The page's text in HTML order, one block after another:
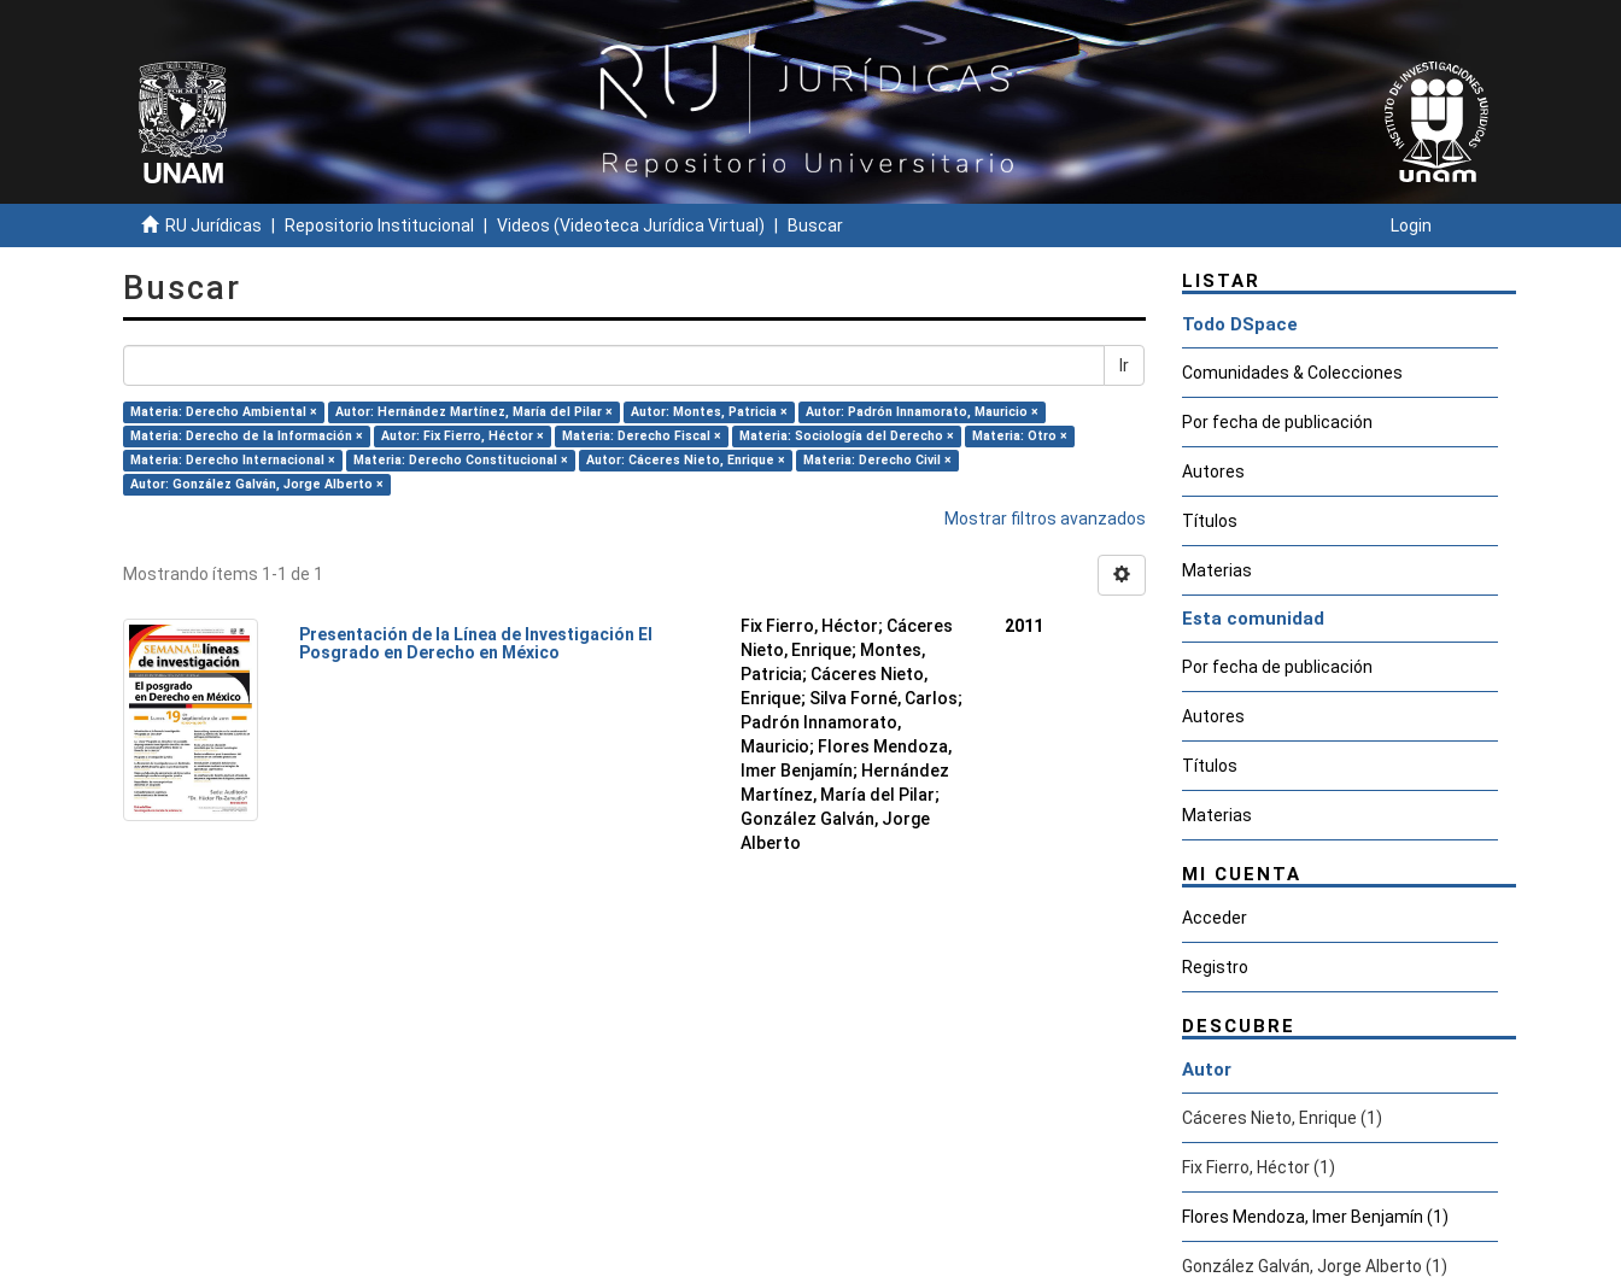
RU Jurídicas Repositorio Institucional Videos (Videoteca Jurídica Virtual) Buscar Login
Buscar
Ir
Materia: Derecho Ambiental × Autor: Hernández Martínez, María del Pilar × Autor: Montes, Patricia ×
Autor: Padrón Innamorato, Mauricio ×
Materia: Derecho de la Información ×
Autor: Fix Fierro, Héctor × Materia: Derecho Fiscal × Materia: Sociología del Derecho ×
Materia: Otro ×
Materia: Derecho Internacional ×
Materia: Derecho Constitucional × Autor: Cáceres Nieto, Enrique ×
Materia: Derecho Civil ×
Autor: González Galván, Jorge Alberto ×
Mostrar filtros avanzados
Mostrando ítems 1-1 de 1
Presentación de la Línea de Investigación El
Posgrado en Derecho en México
Fix Fierro, Héctor; Cáceres
Nieto, Enrique; Montes,
Patricia; Cáceres Nieto,
Enrique; Silva Forné, Carlos;
Padrón Innamorato,
Mauricio; Flores Mendoza,
Imer Benjamín; Hernández
Martínez, María del Pilar;
González Galván, Jorge
Alberto
2011
LISTAR
Todo DSpace
Comunidades & Colecciones
Por fecha de publicación
Autores
Títulos
Materias
Esta comunidad
Por fecha de publicación
Autores
Títulos
Materias
MI CUENTA
Acceder
Registro
DESCUBRE
Autor
Cáceres Nieto, Enrique (1)
Fix Fierro, Héctor (1)
Flores Mendoza, Imer Benjamín (1)
González Galván, Jorge Alberto (1)